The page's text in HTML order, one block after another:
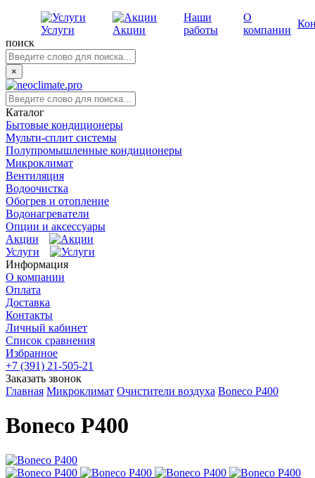
Услуги Акции
Наши
работы
О
компании
поиск
×
Каталог
Бытовые кондиционеры
Мульти-сплит системы
Полупромышленные кондиционеры
Микроклимат
Вентиляция
Водоочистка
Обогрев и отопление
Водонагреватели
Опции и аксессуары
Акции
Услуги
Информация
О компании
Оплата
Доставка
Контакты
Личный кабинет
Список сравнения
Избранное
+7 (391) 21-505-21
Заказать звонок
Главная Микроклимат Очистители воздуха Boneco P400
Boneco P400